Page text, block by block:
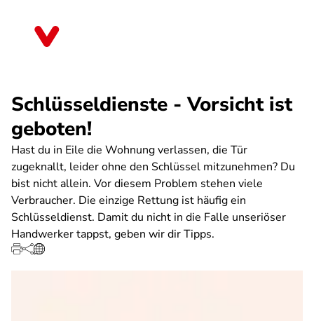
Schlüsseldienste - Vorsicht ist
geboten!
Hast du in Eile die Wohnung verlassen, die Tür
zugeknallt, leider ohne den Schlüssel mitzunehmen? Du
bist nicht allein. Vor diesem Problem stehen viele
Verbraucher. Die einzige Rettung ist häufig ein
Schlüsseldienst. Damit du nicht in die Falle unseriöser
Handwerker tappst, geben wir dir Tipps.